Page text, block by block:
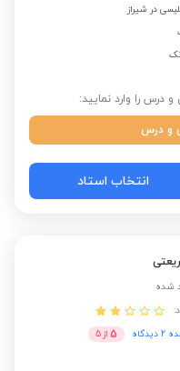
را وارد نمایید:
و درس
انتخاب استاد
شده
5 از 5